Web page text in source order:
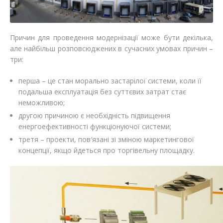
Причин для проведення модернізації може бути декілька,
але найбільш розповсюджених в сучасних умовах причин –
три:
перша – це стан морально застарілої системи, коли її
подальша експлуатація без суттєвих затрат стає
неможливою;
другою причиною є необхідність підвищення
енергоефективності функціонуючої системи;
третя – проекти, пов′язані зі зміною маркетингової
концепції, якщо йдеться про торгівельну площадку.